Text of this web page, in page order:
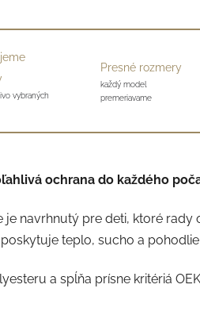
vybraných
Presné rozmery
každý model
premeriavame
ochrana do každého
navrhnutý pre deti, ktoré
teplo, sucho a
a spĺňa prísne kritériá